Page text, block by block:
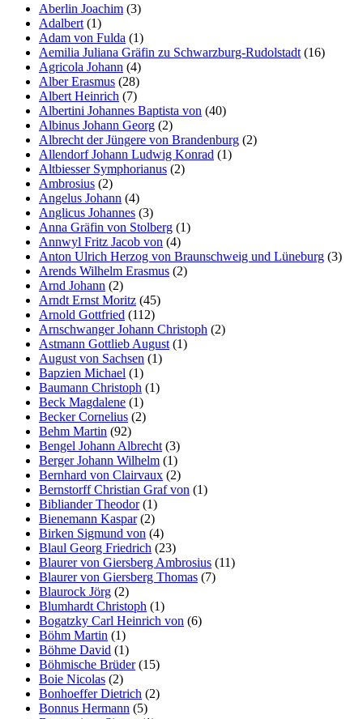
Aberlin Joachim (3)
Adalbert (1)
Adam von Fulda (1)
Aemilia Juliana Gräfin zu Schwarzburg-Rudolstadt (16)
Agricola Johann (4)
Alber Erasmus (28)
Albert Heinrich (7)
Albertini Johannes Baptista von (40)
Albinus Johann Georg (2)
Albrecht der Jüngere von Brandenburg (2)
Allendorf Johann Ludwig Konrad (1)
Altbiesser Symphorianus (2)
Ambrosius (2)
Angelus Johann (4)
Anglicus Johannes (3)
Anna Gräfin von Stolberg (1)
Annwyl Fritz Jacob von (4)
Anton Ulrich Herzog von Braunschweig und Lüneburg (3)
Arends Wilhelm Erasmus (2)
Arnd Johann (2)
Arndt Ernst Moritz (45)
Arnold Gottfried (112)
Arnschwanger Johann Christoph (2)
Astmann Gottlieb August (1)
August von Sachsen (1)
Bapzien Michael (1)
Baumann Christoph (1)
Beck Magdalene (1)
Becker Cornelius (2)
Behm Martin (92)
Bengel Johann Albrecht (3)
Berger Johann Wilhelm (1)
Bernhard von Clairvaux (2)
Bernstorff Christian Graf von (1)
Bibliander Theodor(1)
Bienemann Kaspar(2)
Birken Sigmund von (4)
Blaul Georg Friedrich (23)
Blaurer von Giersberg Ambrosius (11)
Blaurer von Giersberg Thomas (7)
Blaurock Jörg (2)
Blumhardt Christoph (1)
Bogatzky Carl Heinrich von (6)
Böhm Martin (1)
Böhme David (1)
Böhmische Brüder(15)
Boie Nicolas (2)
Bonhoeffer Dietrich (2)
Bonnus Hermann (5)